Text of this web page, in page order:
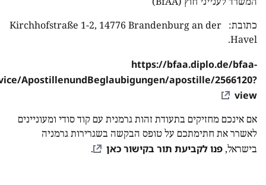
כתובת: Kirchhofstraße 1-2, 14776 Brandenburg an der
Havel.
https://bfaa.diplo.de/bfaa-
ApostillenundBeglaubigungen/apostille/2566120?
view
אם אינכם מחזיקים בתעודת זהות גרמנית עם קוד סודי ומעוניינים
לאשרר את חתימתכם על טופס הבקשה בשגרירות גרמניה
בישראל, פנו לקביעת תור בקישור כאן .